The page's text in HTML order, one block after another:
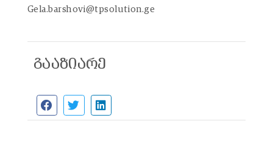
Gela.barshovi@tpsolution.ge
გააზიარე